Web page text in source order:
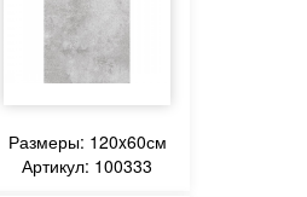
Размеры: 120x60см
Артикул: 100333